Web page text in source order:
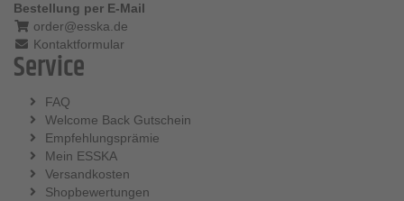
Bestellung per E-Mail
order@esska.de
Kontaktformular
Service
FAQ
Welcome Back Gutschein
Empfehlungsprämie
Mein ESSKA
Versandkosten
Shopbewertungen